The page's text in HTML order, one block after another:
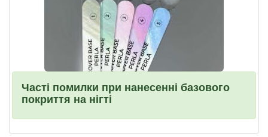
Часті помилки при нанесенні базового
покриття на нігті